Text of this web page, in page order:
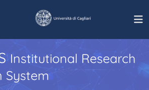
Institutional Research
System